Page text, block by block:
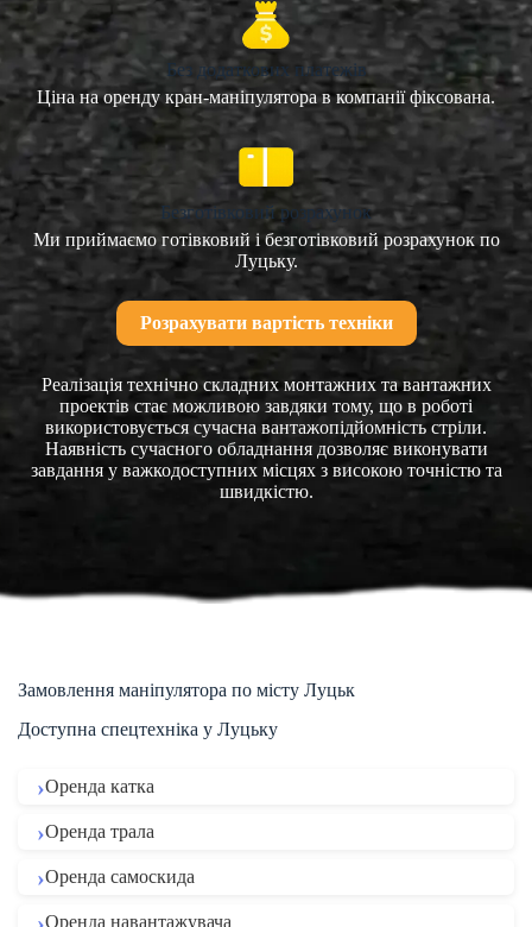
Без додаткових платежів
Ціна на оренду кран-маніпулятора в компанії фіксована.
Безготівковий розрахунок
Ми приймаємо готівковий і безготівковий розрахунок по
Луцьку.
Розрахувати вартість техніки
Реалізація технічно складних монтажних та вантажних
проектів стає можливою завдяки тому, що в роботі
використовується сучасна вантажопідйомність стріли.
Наявність сучасного обладнання дозволяє виконувати
завдання у важкодоступних місцях з високою точністю та
швидкістю.
Замовлення маніпулятора по місту Луцьк
Доступна спецтехніка у Луцьку
Оренда катка
Оренда трала
Оренда самоскида
Оренда навантажувача